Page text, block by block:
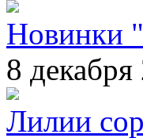
Новинки
8 декабря
Лилии